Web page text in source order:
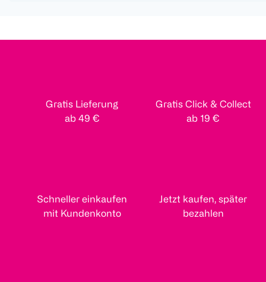
Gratis Lieferung
ab 49 €
Gratis Click & Collect
ab 19 €
Schneller einkaufen
mit Kundenkonto
Jetzt kaufen, später
bezahlen